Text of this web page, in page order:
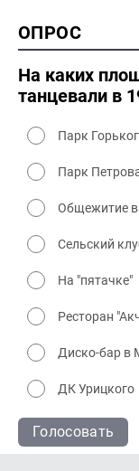
2000
2000
ОПРОС
На каких
танцевали в
Парк
Парк
Общежитие
Сельский
На "пятачке"
Ресторан
Диско-бар в
ДК Урицкого
Голосовать